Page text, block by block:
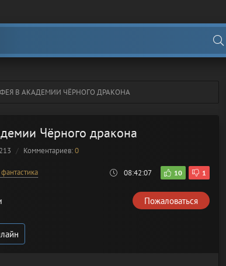
В АКАДЕМИИ ЧЁРНОГО ДРАКОНА
Чёрного дракона
Комментариев:0
08:42:07 10 1
Пожаловаться